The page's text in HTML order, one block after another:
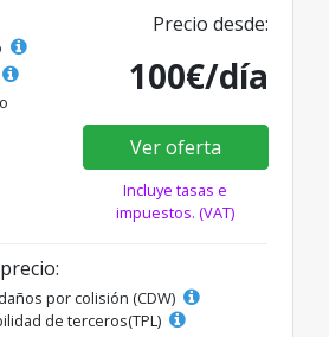
Precio desde:
100€/día
Ver oferta
Incluye tasas e
impuestos. (VAT)
por colisión (CDW)
de terceros(TPL)